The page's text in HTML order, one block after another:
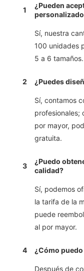
1
¿Pueden
Sí, nuestra
100 unidades
5 a 6 tamaños.
2 ¿Puedes
Sí, contamos
profesionales;
por mayor,
gratuita.
3
¿Puedo
calidad?
Sí, podemos
la tarifa de la
puede
al por mayor.
4 ¿Cómo
Después de